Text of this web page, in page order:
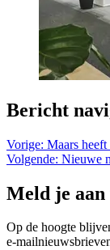
Bericht
Vorige: Maars
Volgende: Nieuwe
Meld je
Op de hoogte
e-